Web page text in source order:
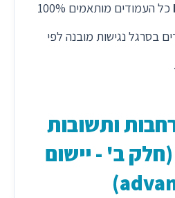
כל העמודים מותאמים 100%
בסרגל נגישות מובנה לפי
ותשובות
ב' - יישום